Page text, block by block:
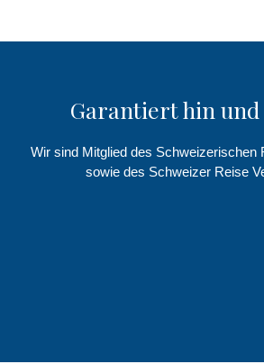
Garantiert hin
Wir sind Mitglied des Schweizerischen
sowie des Schweizer Reise